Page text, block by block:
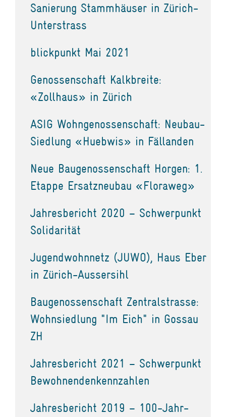
Sanierung Stammhäuser in Zürich-
Unterstrass
blickpunkt Mai 2021
Genossenschaft Kalkbreite:
«Zollhaus» in Zürich
ASIG Wohngenossenschaft: Neubau-
Siedlung «Huebwis» in Fällanden
Neue Baugenossenschaft Horgen: 1.
Etappe Ersatzneubau «Floraweg»
Jahresbericht 2020 – Schwerpunkt
Solidarität
Jugendwohnnetz (JUWO), Haus Eber
in Zürich-Aussersihl
Baugenossenschaft Zentralstrasse:
Wohnsiedlung "Im Eich" in Gossau
ZH
Jahresbericht 2021 – Schwerpunkt
Bewohnendenkennzahlen
Jahresbericht 2019 – 100-Jahr-